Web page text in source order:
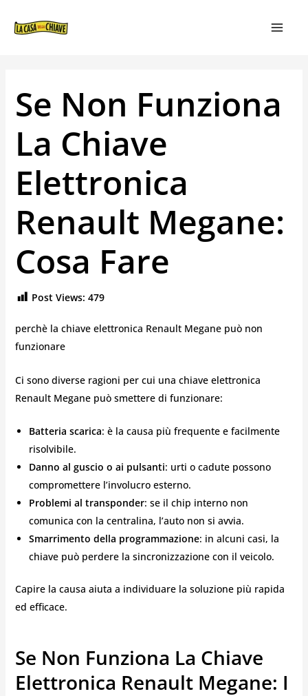
Se Non Funziona
La Chiave
Elettronica
Renault Megane:
Cosa Fare
Post Views: 479
perchè la chiave elettronica Renault Megane può non
funzionare
Ci sono diverse ragioni per cui una chiave elettronica
Renault Megane può smettere di funzionare:
Batteria scarica: è la causa più frequente e facilmente
risolvibile.
Danno al guscio o ai pulsanti: urti o cadute possono
compromettere l’involucro esterno.
Problemi al transponder: se il chip interno non
comunica con la centralina, l’auto non si avvia.
Smarrimento della programmazione: in alcuni casi, la
chiave può perdere la sincronizzazione con il veicolo.
Capire la causa aiuta a individuare la soluzione più rapida
ed efficace.
Se Non Funziona La Chiave
Elettronica Renault Megane: I
ARTICOLI